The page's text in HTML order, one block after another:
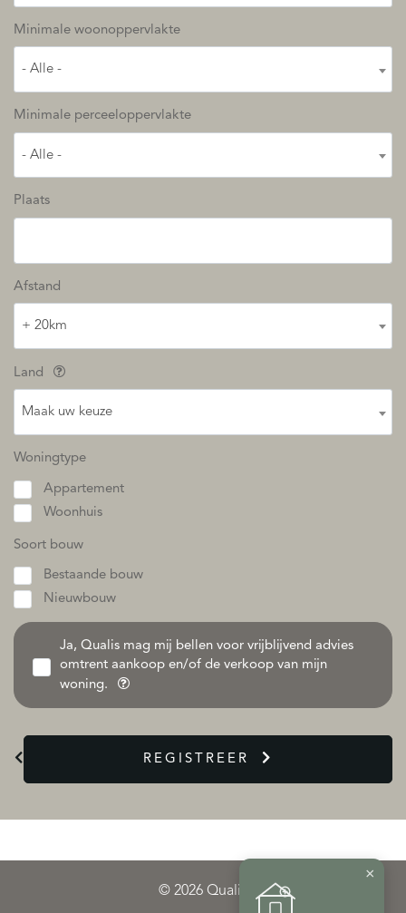
Minimale woonoppervlakte
- Alle -
Minimale perceeloppervlakte
- Alle -
Plaats
Afstand
+ 20km
Land
Maak uw keuze
Woningtype
Appartement
Woonhuis
Soort bouw
Bestaande bouw
Nieuwbouw
Ja, Qualis mag mij bellen voor vrijblijvend advies
omtrent aankoop en/of de verkoop van mijn
woning.
REGISTREER
© 2026 Qualis
×